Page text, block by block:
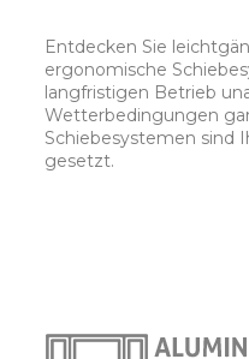
Entdecken Sie
ergonomische
langfristigen Betrieb
Wetterbedingungen
Schiebesystemen sind
gesetzt.